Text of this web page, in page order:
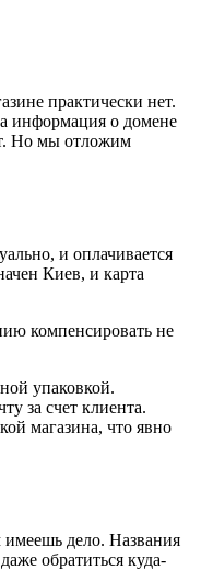
практически нет.
а информация о домене
Но мы отложим
и оплачивается
Киев, и карта
компенсировать не
упаковкой.
за счет клиента.
магазина, что явно
имеешь дело. Названия
обратиться куда-